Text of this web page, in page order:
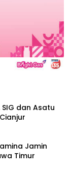
dan Asatu
Jamin
Timur